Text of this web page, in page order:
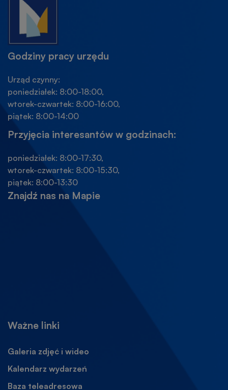
Godziny pracy urzędu
Urząd czynny:
poniedziałek: 8:00-18:00,
wtorek-czwartek: 8:00-16:00,
piątek: 8:00-14:00
Przyjęcia interesantów w godzinach:
poniedziałek: 8:00-17:30,
wtorek-czwartek: 8:00-15:30,
piątek: 8:00-13:30
Znajdź nas na Mapie
Ważne linki
Galeria zdjęć i wideo
Kalendarz wydarzeń
Baza teleadresowa